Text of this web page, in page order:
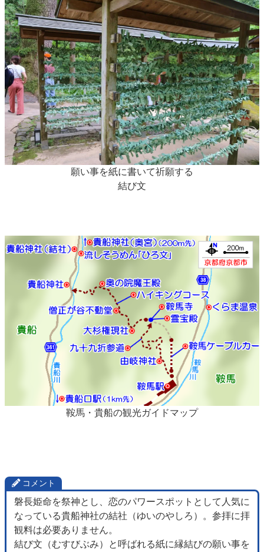
願い事を紙に書いて祈願する
結び文
鞍馬・貴船の観光ガイドマップ
コメント
磐長姫命を祭神とし、恋のパワースポットとして人気に
なっている貴船神社の結社（ゆいのやしろ）。参拝に拝
観料は必要ありません。
結び文（むすびぶみ）と呼ばれる紙に縁結びの願い事を